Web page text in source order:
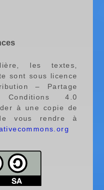
les textes,
sont sous licence
– Partage
4.0
à une copie de
vous rendre à